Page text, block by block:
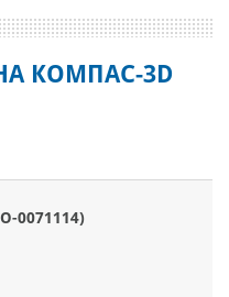
КОМПАС-3D
0071114)